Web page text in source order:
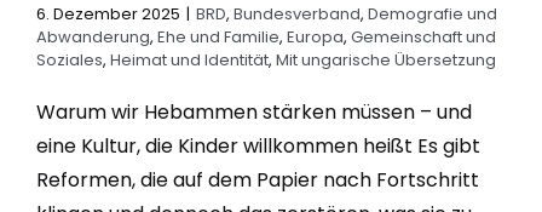
6. Dezember 2025 | BRD, Bundesverband, Demografie und
Abwanderung, Ehe und Familie, Europa, Gemeinschaft und
Soziales, Heimat und Identität, Mit ungarische Übersetzung
Warum wir Hebammen stärken müssen – und
eine Kultur, die Kinder willkommen heißt Es gibt
Reformen, die auf dem Papier nach Fortschritt